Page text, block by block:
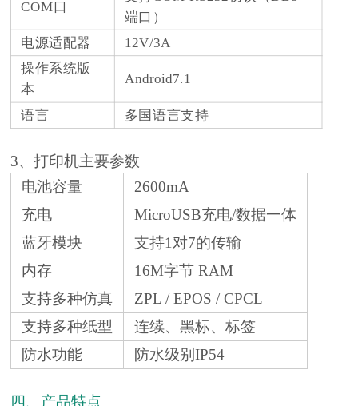
COM口
端口）
电源适配器
12V/3A
操作系统版
本
Android7.1
语言 多国语言支持
3、打印机主要参数
电池容量
2600mA
充电
MicroUSB充电/数据一体
蓝牙模块
支持1对7的传输
内存
16M字节 RAM
支持多种仿真
ZPL / EPOS / CPCL
支持多种纸型
连续、黑标、标签
防水功能
防水级别IP54
四、产品特点